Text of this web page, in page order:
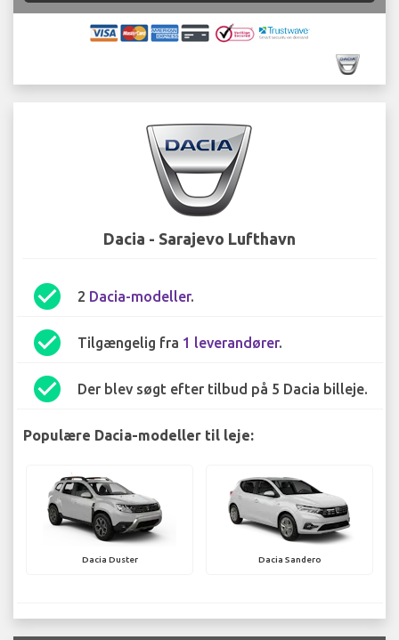
Dacia - Sarajevo Lufthavn
check_circle 2 Dacia-modeller.
check_circle Tilgængelig fra 1 leverandører.
check_circle Der blev søgt efter tilbud på 5 Dacia billeje.
Populære Dacia-modeller til leje:
Dacia Duster Dacia Sandero